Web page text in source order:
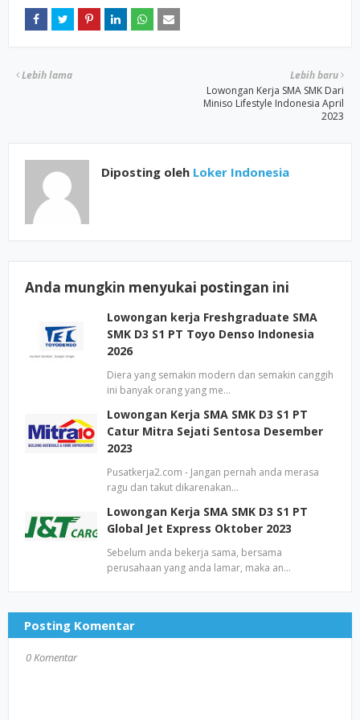
Lebih baru
Lowongan Kerja SMA SMK Dari
Miniso Lifestyle Indonesia April
2023
Lebih lama
Diposting oleh Loker Indonesia
Anda mungkin menyukai postingan ini
Lowongan kerja Freshgraduate SMA
SMK D3 S1 PT Toyo Denso Indonesia
2026
Diera yang semakin modern dan semakin canggih
ini banyak orang yang me…
Lowongan Kerja SMA SMK D3 S1 PT
Catur Mitra Sejati Sentosa Desember
2023
Pusatkerja2.com - Jangan pernah anda merasa
ragu dan takut dikarenakan…
Lowongan Kerja SMA SMK D3 S1 PT
Global Jet Express Oktober 2023
Sebelum anda bekerja sama, bersama
perusahaan yang anda lamar, maka an…
Posting Komentar
0 Komentar